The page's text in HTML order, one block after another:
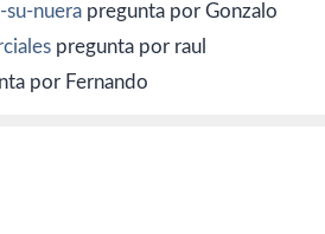
su-nuera pregunta por Gonzalo
pregunta por raul
por Fernando